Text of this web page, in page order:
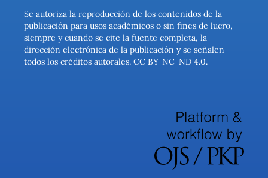
Se autoriza la reproducción de los contenidos de la
publicación para usos académicos o sin fines de lucro,
siempre y cuando se cite la fuente completa, la
dirección electrónica de la publicación y se señalen
todos los créditos autorales. CC BY-NC-ND 4.0.